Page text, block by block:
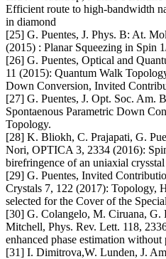
Efficient route to high-bandwidth
in diamond
[25] G. Puentes, J. Phys. B: At.
(2015) : Planar Squeezing in Spin
[26] G. Puentes, Optical and
11 (2015): Quantum Walk
Down Conversion, Invited
[27] G. Puentes, J. Opt. Soc. Am.
Spontaenous Parametric Down
Topology.
[28] K. Bliokh, C. Prajapati, G.
Nori, OPTICA 3, 2334 (2016):
birefringence of an uniaxial
[29] G. Puentes, Invited
Crystals 7, 122 (2017): Topology,
selected for the Cover of the
[30] G. Colangelo, M. Ciruana, G.
Mitchell, Phys. Rev. Lett. 118,
enhanced phase estimation
[31] I. Dimitrova,W. Lunden, J.